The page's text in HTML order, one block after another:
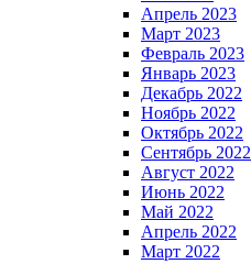
Апрель 2023
Март 2023
Февраль 2023
Январь 2023
Декабрь 2022
Ноябрь 2022
Октябрь 2022
Сентябрь 2022
Август 2022
Июнь 2022
Май 2022
Апрель 2022
Март 2022